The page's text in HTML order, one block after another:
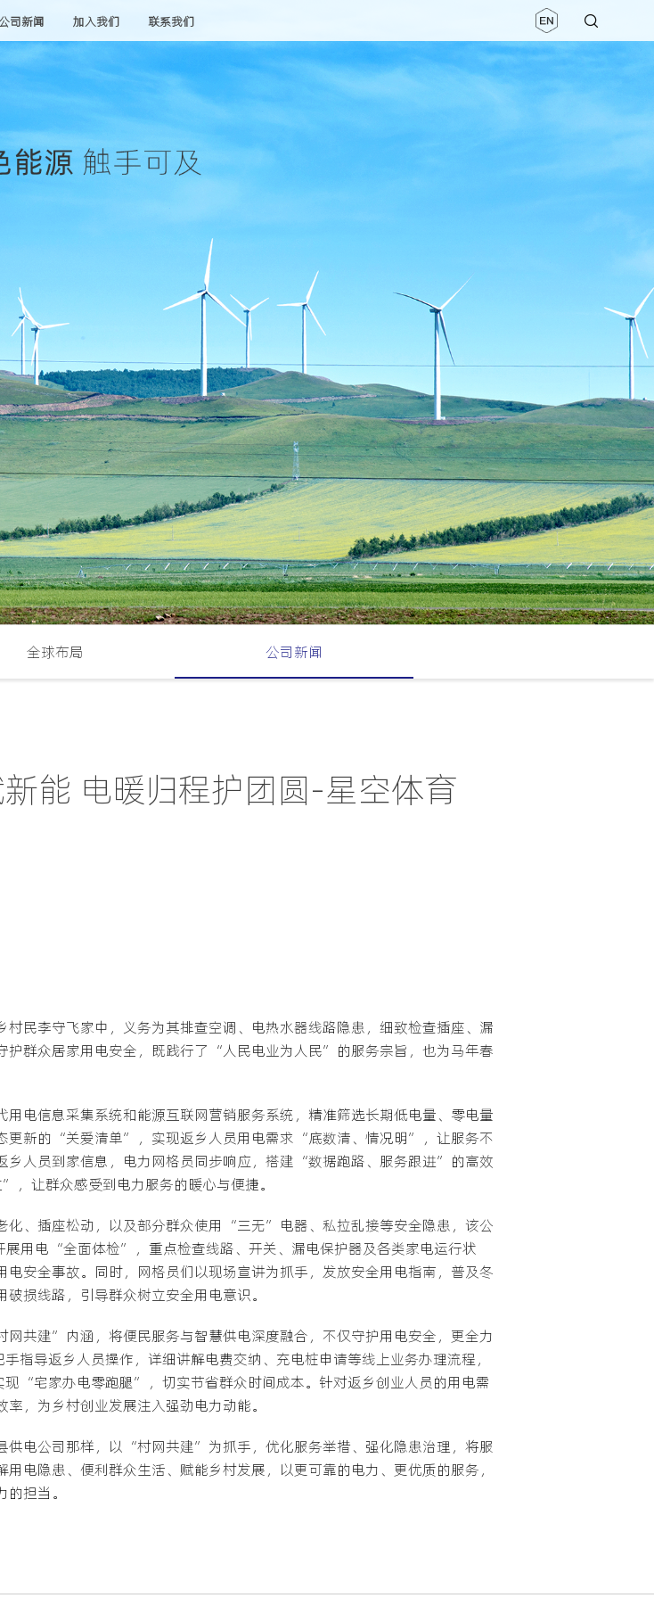
司新闻 加入我们 联系我们
全球布局 公司新闻
能 电暖归程护团圆-星空体育
民李守飞家中，义务为其排查空调、电热水器线路隐患，细致检查插座、漏
护群众居家用电安全，既践行了“人民电业为人民”的服务宗旨，也为马年春
电信息采集系统和能源互联网营销服务系统，精准筛选长期低电量、零电量
更新的“关爱清单”，实现返乡人员用电需求“底数清、情况明”，让服务不
人员到家信息，电力网格员同步响应，搭建“数据跑路、服务跟进”的高效
让群众感受到电力服务的暖心与便捷。
化、插座松动，以及部分群众使用“三无”电器、私拉乱接等安全隐患，该公
用电“全面体检”，重点检查线路、开关、漏电保护器及各类家电运行状
安全事故。同时，网格员们以现场宣讲为抓手，发放安全用电指南，普及冬
损线路，引导群众树立安全用电意识。
共建”内涵，将便民服务与智慧供电深度融合，不仅守护用电安全，更全力
导返乡人员操作，详细讲解电费交纳、充电桩申请等线上业务办理流程，
“宅家办电零跑腿”，切实节省群众时间成本。针对返乡创业人员的用电需
，为乡村创业发展注入强劲电力动能。
供电公司那样，以“村网共建”为抓手，优化服务举措、强化隐患治理，将服
电隐患、便利群众生活、赋能乡村发展，以更可靠的电力、更优质的服务，
担当。